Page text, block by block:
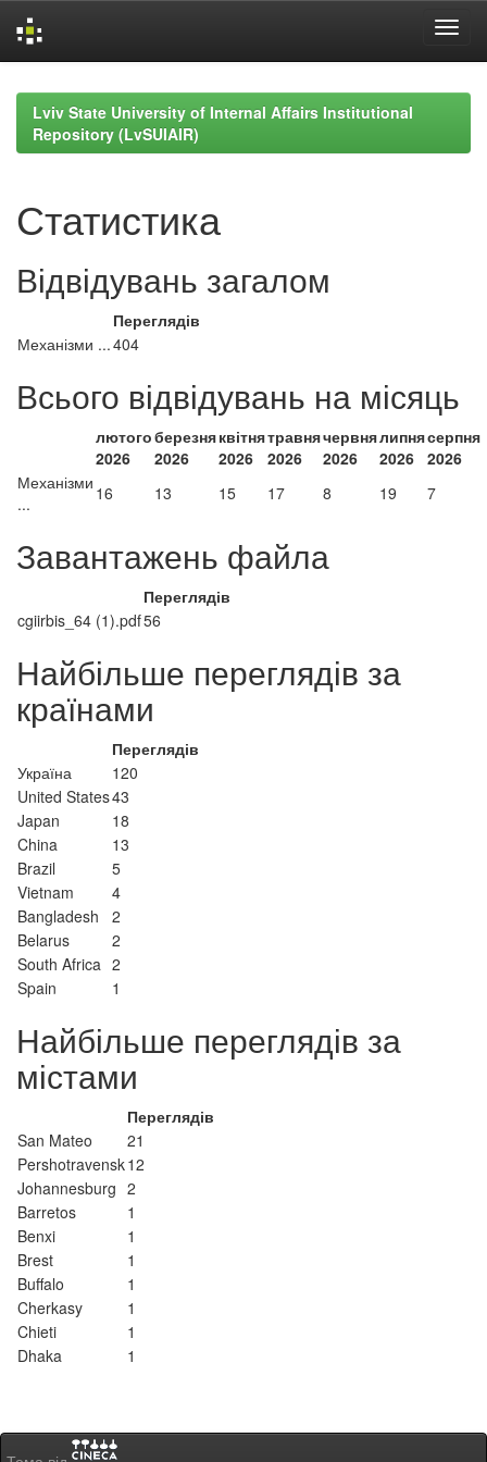
navigationLviv State University of Internal Affairs Institutional
Repository (LvSUIAIR)
Статистика
Відвідувань загалом
Переглядів
Механізми ...404
Всього відвідувань на місяць
лютого
2026
березня
2026
квітня
2026
травня
2026
червня
2026
липня
2026
серпня
2026
Механізми
...
16 13 15 17 8 19 7
Завантажень файла
Переглядів
cgiirbis_64 (1).pdf56
Найбільше переглядів за
країнами
Переглядів
Україна
120
United States43
Japan
18
China
13
Brazil
5
Vietnam
4
Bangladesh
2
Belarus
2
South Africa 2
Spain
1
Найбільше переглядів за
містами
Переглядів
San Mateo
21
Pershotravensk12
Johannesburg 2
Barretos
1
Benxi
1
Brest
1
Buffalo
1
Cherkasy
1
Chieti
1
Dhaka
1